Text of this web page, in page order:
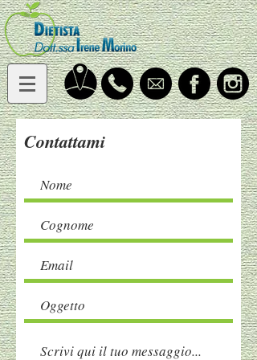
Contattami